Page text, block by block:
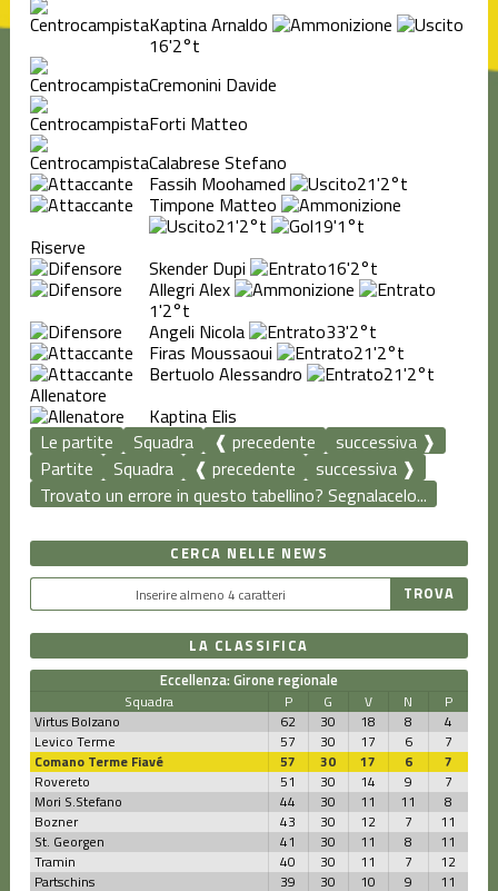
Kaptina Arnaldo
16'2°t
Cremonini Davide
Forti Matteo
Calabrese Stefano
Fassih Moohamed 21'2°t
Timpone Matteo
21'2°t 19'1°t
Riserve
Skender Dupi 16'2°t
Allegri Alex
1'2°t
Angeli Nicola 33'2°t
Firas Moussaoui 21'2°t
Bertuolo Alessandro 21'2°t
Allenatore
Kaptina Elis
Le partite
Squadra ❰ precedente
successiva ❱
Partite
Squadra ❰ precedente
successiva ❱
Trovato un errore in questo tabellino? Segnalacelo...
CERCA NELLE NEWS
LA CLASSIFICA
Eccellenza: Girone regionale
Squadra P G V N
P
Virtus Bolzano
62 30 18 8
4
Levico Terme
57 30 17 6
7
Comano Terme Fiavé
57 30 17 6
7
Rovereto
51 30 14 9
7
Mori S.Stefano
44 30 11 11
8
Bozner
43 30 12 7
11
St. Georgen
41 30 11 8
11
Tramin
40 30 11 7
12
Partschins
39 30 10 9
11